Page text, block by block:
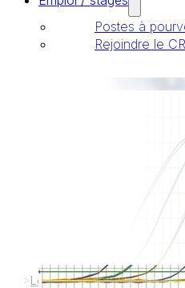
Postes à
Rejoindre le
Plateau
>Les plateformes>Plateaux